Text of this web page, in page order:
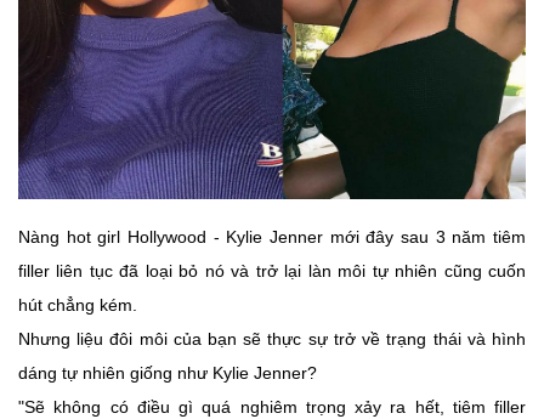
Nàng hot girl Hollywood - Kylie Jenner mới đây sau 3 năm tiêm
filler liên tục đã loại bỏ nó và trở lại làn môi tự nhiên cũng cuốn
hút chẳng kém.
Nhưng liệu đôi môi của bạn sẽ thực sự trở về trạng thái và hình
dáng tự nhiên giống như Kylie Jenner?
"Sẽ không có điều gì quá nghiêm trọng xảy ra hết, tiêm filler